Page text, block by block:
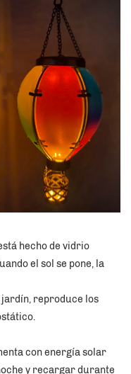
hecho de vidrio
el sol se pone, la
reproduce los
con energía solar
y recargar durante